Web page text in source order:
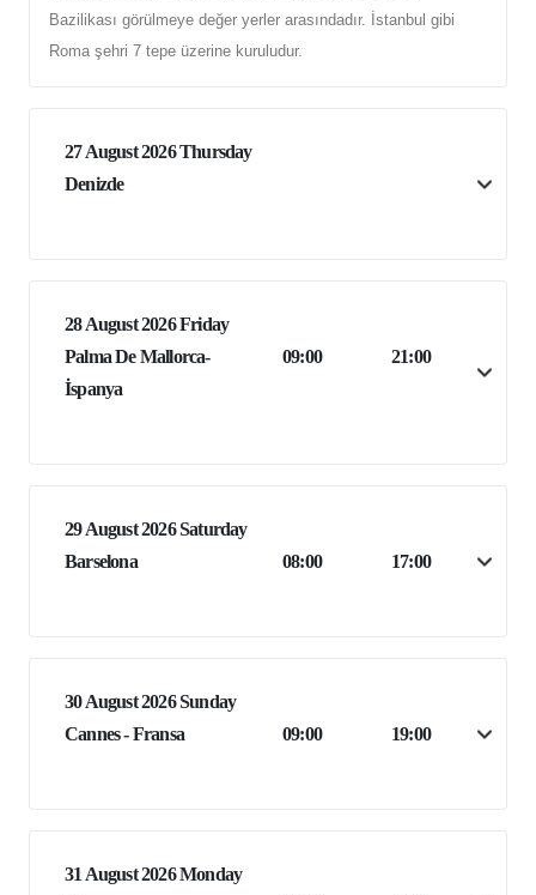
Bazilikası görülmeye değer yerler arasındadır. İstanbul gibi
Roma şehri 7 tepe üzerine kuruludur.
27 August 2026 Thursday
Denizde
28 August 2026 Friday
Palma De Mallorca-
İspanya
09:00 21:00
29 August 2026 Saturday
Barselona
08:00 17:00
30 August 2026 Sunday
Cannes - Fransa
09:00 19:00
31 August 2026 Monday